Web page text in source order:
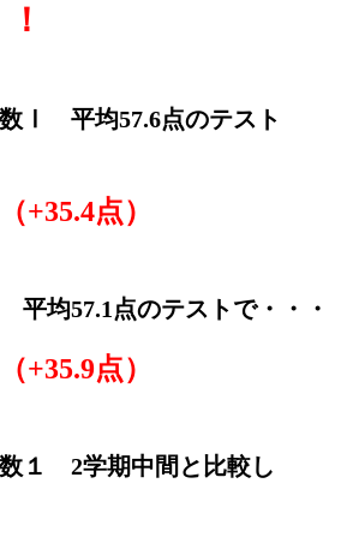
Ⅰ 平均57.6点のテスト
（+35.4点）
均57.1点のテストで・・・
（+35.9点）
１ 2学期中間と比較し